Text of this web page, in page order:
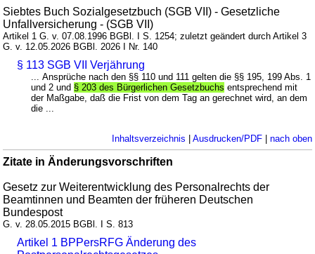
Siebtes Buch Sozialgesetzbuch (SGB VII) - Gesetzliche
Unfallversicherung - (SGB VII)
Artikel 1 G. v. 07.08.1996 BGBl. I S. 1254; zuletzt geändert durch Artikel 3
G. v. 12.05.2026 BGBl. 2026 I Nr. 140
§ 113 SGB VII Verjährung
... Ansprüche nach den §§ 110 und 111 gelten die §§ 195, 199 Abs. 1
und 2 und § 203 des Bürgerlichen Gesetzbuchs entsprechend mit
der Maßgabe, daß die Frist von dem Tag an gerechnet wird, an dem
die ...
Inhaltsverzeichnis | Ausdrucken/PDF| nach oben
Zitate in Änderungsvorschriften
Gesetz zur Weiterentwicklung des Personalrechts der
Beamtinnen und Beamten der früheren Deutschen
Bundespost
G. v. 28.05.2015 BGBl. I S. 813
Artikel 1 BPPersRFG Änderung des